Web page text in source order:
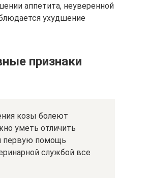
аппетита, неуверенной
ухудшение
признаки
козы болеют
уметь отличить
первую помощь
службой все